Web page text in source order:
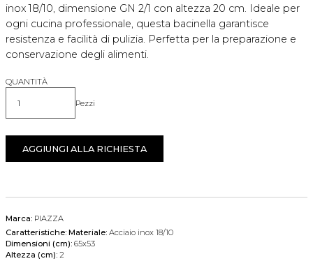
inox 18/10, dimensione GN 2/1 con altezza 20 cm. Ideale per
ogni cucina professionale, questa bacinella garantisce
resistenza e facilità di pulizia. Perfetta per la preparazione e
conservazione degli alimenti.
QUANTITÀ
Quantità Pezzi
AGGIUNGI ALLA RICHIESTA
Marca: PIAZZA
Caratteristiche: Materiale: Acciaio inox 18/10
Dimensioni (cm): 65x53
Altezza (cm): 2